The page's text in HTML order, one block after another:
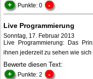
+ Punkte: 0 -
Live Programmierung
Sonntag, 17. Februar 2013
Live Programmierung: Das
ihnen jederzeit zu sehen wie
Bewerte diesen Text:
+ Punkte: 2 -